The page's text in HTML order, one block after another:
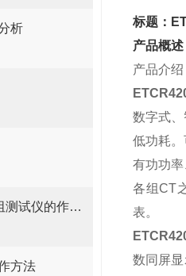
析
SX-3100B数字接地电阻测试仪的作用是什么？
方法
标题：
产品概述
产品介绍
数字式
低功耗
有功功
各组CT
表。
数同屏